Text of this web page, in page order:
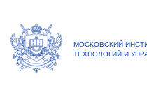
МОСКОВСКИЙ
ТЕХНОЛОГИЙ И